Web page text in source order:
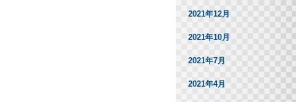
2021年12月
2021年10月
2021年7月
2021年4月